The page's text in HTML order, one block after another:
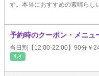
す。本当におすすめの素晴らし
予約時のクーポン・メニュ
当日割【12:00-22:00】90分
ﾘﾗｸ